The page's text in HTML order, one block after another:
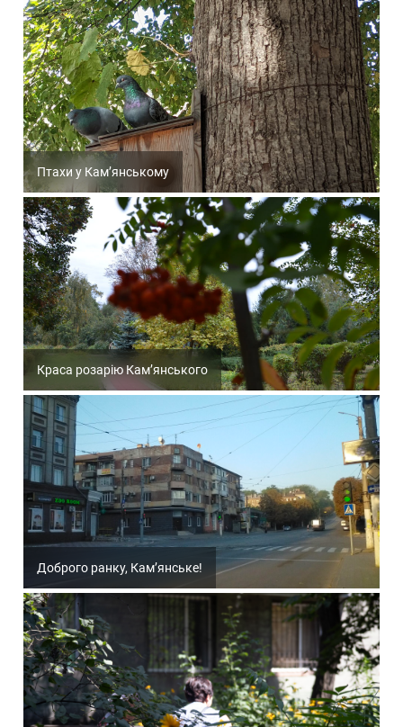
Птахи у Кам’янському
Краса розарію Кам’янського
Доброго ранку, Кам’янське!